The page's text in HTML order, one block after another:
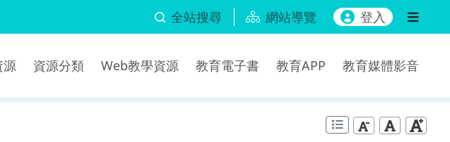
全站搜尋 網站導覽 登入
源 資源分類 Web教學資源 教育電子書 教育APP 教育媒體影音